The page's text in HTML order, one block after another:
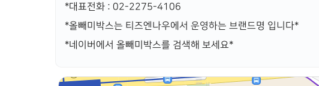
*대표전화 : 02-2275-4106
*올빼미박스는 티즈엔나우에서 운영하는 브랜드명 입니다*
*네이버에서 올빼미박스를 검색해 보세요*